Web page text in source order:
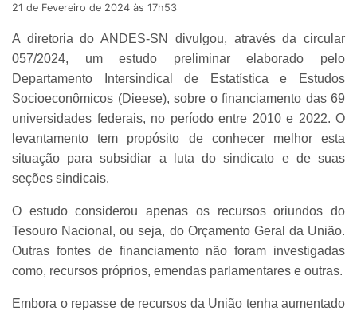
21 de Fevereiro de 2024 às 17h53
A diretoria do ANDES-SN divulgou, através da circular
057/2024, um estudo preliminar elaborado pelo
Departamento Intersindical de Estatística e Estudos
Socioeconômicos (Dieese), sobre o financiamento das 69
universidades federais, no período entre 2010 e 2022. O
levantamento tem propósito de conhecer melhor esta
situação para subsidiar a luta do sindicato e de suas
seções sindicais.
O estudo considerou apenas os recursos oriundos do
Tesouro Nacional, ou seja, do Orçamento Geral da União.
Outras fontes de financiamento não foram investigadas
como, recursos próprios, emendas parlamentares e outras.
Embora o repasse de recursos da União tenha aumentado